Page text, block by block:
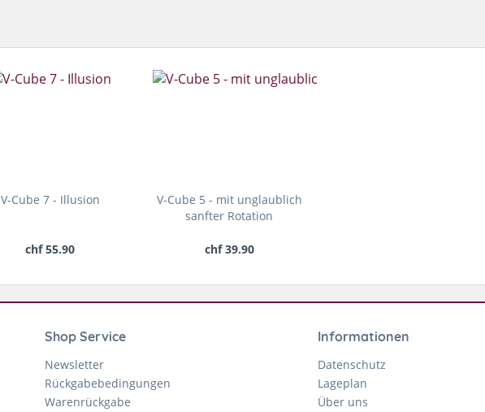
V-Cube 7 - Illusion
chf 55.90
V-Cube 5 - mit unglaublich
sanfter Rotation
chf 39.90
Shop Service
Newsletter
Rückgabebedingungen
Warenrückgabe
Informationen
Datenschutz
Lageplan
Über uns